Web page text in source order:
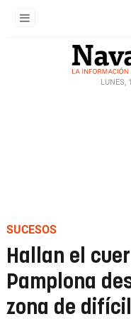
LUNES,
SUCESOS
Hallan el
Pamplona
zona de